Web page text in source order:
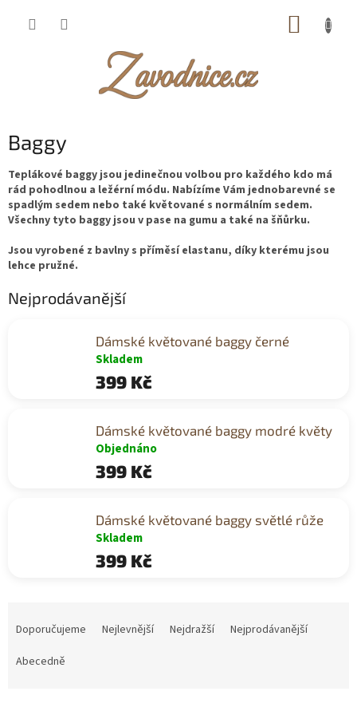
Baggy
Teplákové baggy jsou jedinečnou volbou pro každého kdo má
rád pohodlnou a ležérní módu. Nabízíme Vám jednobarevné se
spadlým sedem nebo také květované s normálním sedem.
Všechny tyto baggy jsou v pase na gumu a také na šňůrku.
Jsou vyrobené z bavlny s příměsí elastanu, díky kterému jsou
lehce pružné.
Nejprodávanější
Dámské květované baggy černé
Skladem
399 Kč
Dámské květované baggy modré květy
Objednáno
399 Kč
Dámské květované baggy světlé růže
Skladem
399 Kč
Doporučujeme Nejlevnější Nejdražší
Nejprodávanější
Abecedně